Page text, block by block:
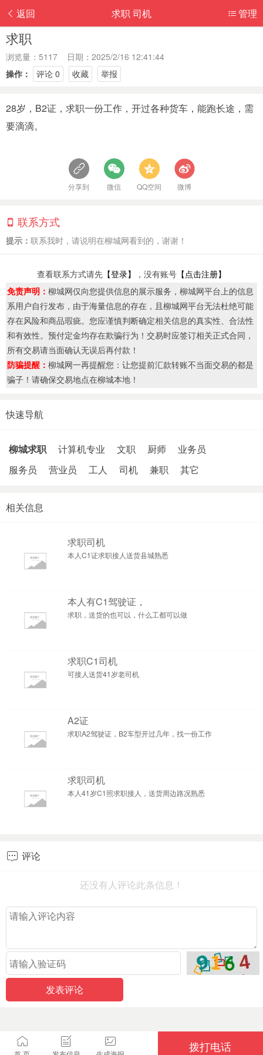
返回 管理
求职 司机
求职
浏览量：5117 日期：2025/2/16 12:41:44
操作：
评论 0 收藏 举报
28岁，B2证，求职一份工作，开过各种货车，能跑长途，需
要滴滴。
分享到 微信 QQ空间 微博
联系方式
提示： 联系我时，请说明在柳城网看到的，谢谢！
查看联系方式请先 【登录】 ，没有账号 【点击注册】
免责声明： 柳城网仅向您提供信息的展示服务，柳城网平台上的信息
系用户自行发布，由于海量信息的存在，且柳城网平台无法杜绝可能
存在风险和商品瑕疵。您应谨慎判断确定相关信息的真实性、合法性
和有效性。预付定金均存在欺骗行为！交易时应签订相关正式合同，
所有交易请当面确认无误后再付款！
防骗提醒： 柳城网一再提醒您：让您提前汇款转账不当面交易的都是
骗子！请确保交易地点在柳城本地！
快速导航
柳城求职 计算机专业 文职 厨师
业务员
服务员
营业员 工人 司机 兼职 其它
相关信息
求职司机
本人C1证求职接人送货县城熟悉
本人有C1驾驶证，
求职，送货的也可以，什么工都可以做
求职C1司机
可接人送货41岁老司机
A2证
求职A2驾驶证，B2车型开过几年，找一份工作
求职司机
本人41岁C1照求职接人，送货周边路况熟悉
 评论
还没有人评论此条信息！
拨打电话